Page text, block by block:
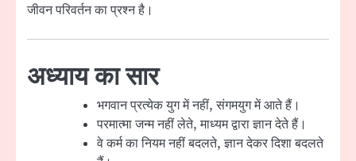
जीवन परिवर्तन का प्रश्न है।
अध्याय का सार
भगवान प्रत्येक युग में नहीं, संगमयुग में आते हैं।
परमात्मा जन्म नहीं लेते, माध्यम द्वारा ज्ञान देते हैं।
वे कर्म का नियम नहीं बदलते, ज्ञान देकर दिशा बदलते